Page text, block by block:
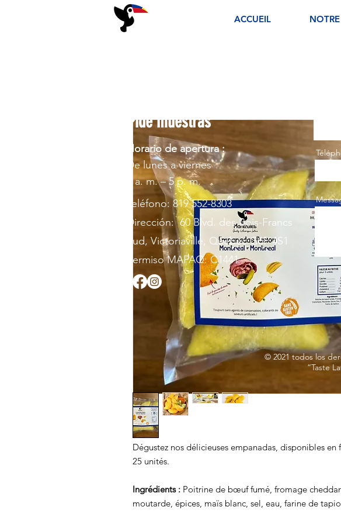
ACCUEIL
Dégustez nos délicieuses empanadas, disponibles en
25 unités.
Ingrédients : Poitrine de bœuf fumé, fromage
moutarde, épices, maïs blanc, sel, eau, farine de
Pide muestras
Horario de apertura :
De lunes a viernes
9 a. m. – 5 p. m.
Teléfono: 819 552-8303
Dirección: 60 Blvd. des Bois-Francs
Sud, Victoriaville, Quebec G6P 4S1
Permiso MAPAQ: C1441
© 2021 todos los
“Taste